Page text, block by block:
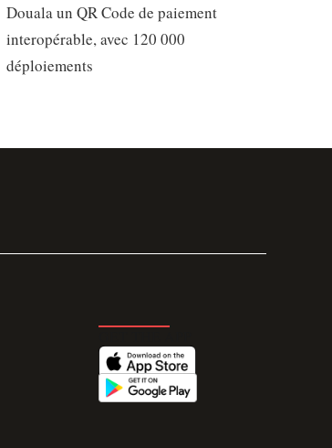
Douala un QR Code de paiement
interopérable, avec 120 000
déploiements